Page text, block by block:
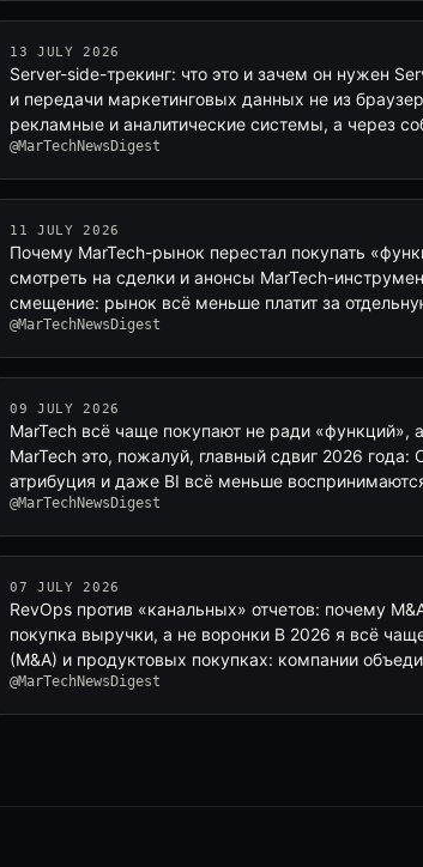
13 JULY 2026
Server-side-трекинг: что это и зачем он нужен
и передачи маркетинговых данных не из
рекламные и аналитические системы, а через
@MarTechNewsDigest
11 JULY 2026
Почему MarTech-рынок перестал покупать
смотреть на сделки и анонсы MarTech-
смещение: рынок всё меньше платит за
@MarTechNewsDigest
09 JULY 2026
MarTech всё чаще покупают не ради «функций»,
MarTech это, пожалуй, главный сдвиг 2026 года:
атрибуция и даже BI всё меньше
@MarTechNewsDigest
07 JULY 2026
RevOps против «канальных» отчетов: почему
покупка выручки, а не воронки В 2026 я всё
(M&A) и продуктовых покупках: компании
@MarTechNewsDigest